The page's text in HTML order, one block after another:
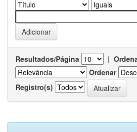
Resultados/Página |
Ordenar
Registro(s)